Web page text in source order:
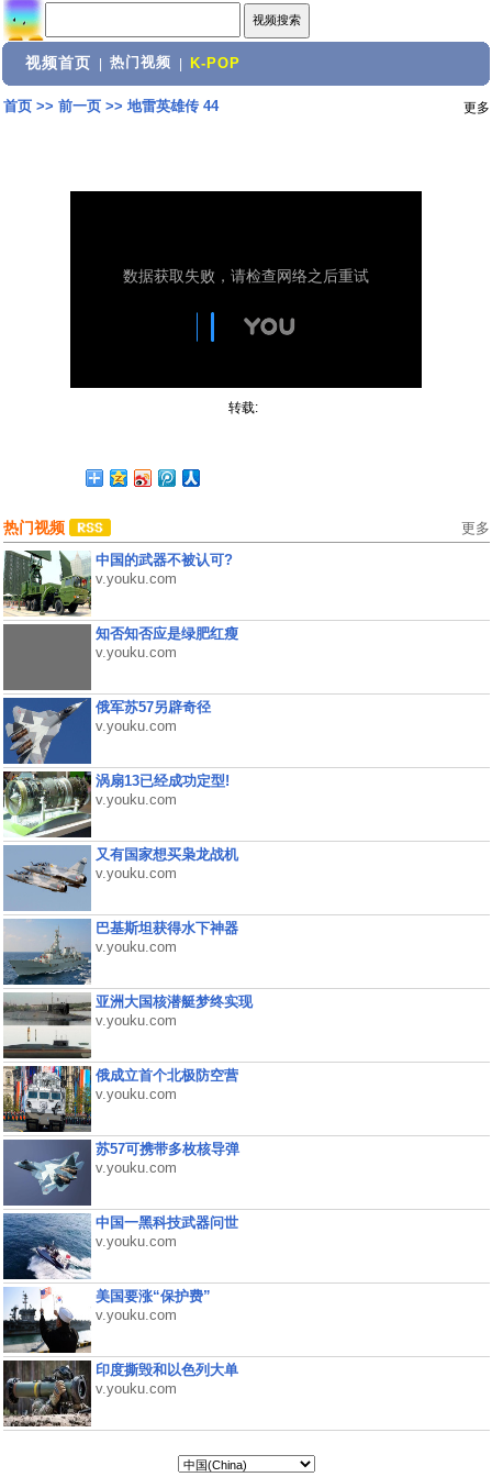
视频首页 热门视频 K-POP
首页>> 前一页>> 地雷英雄传 44 更多
转载:
热门视频 更多
中国的武器不被认可?
v.youku.com
知否知否应是绿肥红瘦
v.youku.com
俄军苏57另辟奇径
v.youku.com
涡扇13已经成功定型!
v.youku.com
又有国家想买枭龙战机
v.youku.com
巴基斯坦获得水下神器
v.youku.com
亚洲大国核潜艇梦终实现
v.youku.com
俄成立首个北极防空营
v.youku.com
苏57可携带多枚核导弹
v.youku.com
中国一黑科技武器问世
v.youku.com
美国要涨“保护费”
v.youku.com
印度撕毁和以色列大单
v.youku.com